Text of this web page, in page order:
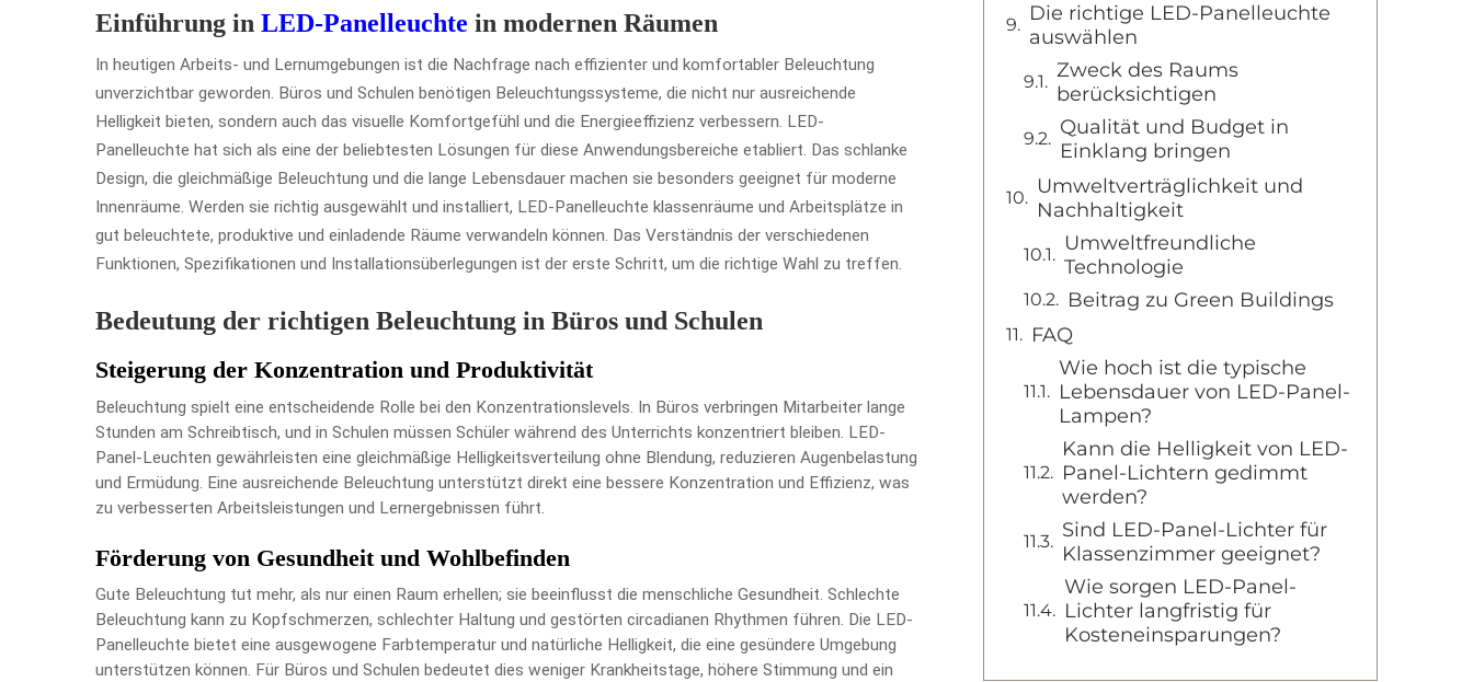
Einführung in LED-Panelleuchte in modernen Räumen
In heutigen Arbeits- und Lernumgebungen ist die Nachfrage nach effizienter und komfortabler Beleuchtung
unverzichtbar geworden. Büros und Schulen benötigen Beleuchtungssysteme, die nicht nur ausreichende
Helligkeit bieten, sondern auch das visuelle Komfortgefühl und die Energieeffizienz verbessern. LED-
Panelleuchte hat sich als eine der beliebtesten Lösungen für diese Anwendungsbereiche etabliert. Das schlanke
Design, die gleichmäßige Beleuchtung und die lange Lebensdauer machen sie besonders geeignet für moderne
Innenräume. Werden sie richtig ausgewählt und installiert, LED-Panelleuchte klassenräume und Arbeitsplätze in
gut beleuchtete, produktive und einladende Räume verwandeln können. Das Verständnis der verschiedenen
Funktionen, Spezifikationen und Installationsüberlegungen ist der erste Schritt, um die richtige Wahl zu treffen.
Bedeutung der richtigen Beleuchtung in Büros und Schulen
Steigerung der Konzentration und Produktivität
Beleuchtung spielt eine entscheidende Rolle bei den Konzentrationslevels. In Büros verbringen Mitarbeiter lange
Stunden am Schreibtisch, und in Schulen müssen Schüler während des Unterrichts konzentriert bleiben. LED-
Panel-Leuchten gewährleisten eine gleichmäßige Helligkeitsverteilung ohne Blendung, reduzieren Augenbelastung
und Ermüdung. Eine ausreichende Beleuchtung unterstützt direkt eine bessere Konzentration und Effizienz, was
zu verbesserten Arbeitsleistungen und Lernergebnissen führt.
Förderung von Gesundheit und Wohlbefinden
Gute Beleuchtung tut mehr, als nur einen Raum erhellen; sie beeinflusst die menschliche Gesundheit. Schlechte
Beleuchtung kann zu Kopfschmerzen, schlechter Haltung und gestörten circadianen Rhythmen führen. Die LED-
Panelleuchte bietet eine ausgewogene Farbtemperatur und natürliche Helligkeit, die eine gesündere Umgebung
unterstützen können. Für Büros und Schulen bedeutet dies weniger Krankheitstage, höhere Stimmung und ein
Die richtige LED-Panelleuchte
auswählen
Zweck des Raums
berücksichtigen
Qualität und Budget in
Einklang bringen
Umweltverträglichkeit und
Nachhaltigkeit
Umweltfreundliche
Technologie
Beitrag zu Green Buildings
FAQ
Wie hoch ist die typische
Lebensdauer von LED-Panel-
Lampen?
Kann die Helligkeit von LED-
Panel-Lichtern gedimmt
werden?
Sind LED-Panel-Lichter für
Klassenzimmer geeignet?
Wie sorgen LED-Panel-
Lichter langfristig für
Kosteneinsparungen?